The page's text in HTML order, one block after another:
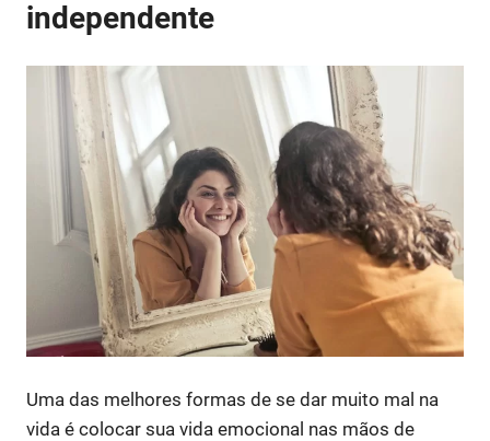
independente
Uma das melhores formas de se dar muito mal na
vida é colocar sua vida emocional nas mãos de